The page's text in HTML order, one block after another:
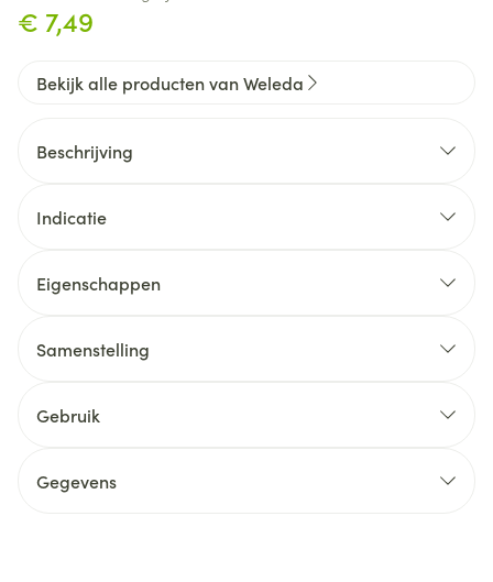
€ 7,49
Bekijk alle producten van Weleda
Beschrijving
Indicatie
Eigenschappen
Samenstelling
Gebruik
Gegevens